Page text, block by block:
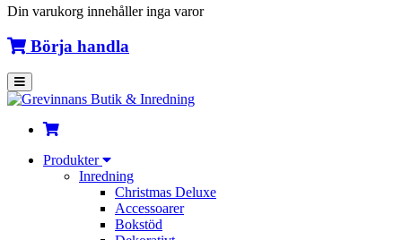
Din varukorg innehåller inga varor
Börja handla
Produkter
Inredning
Christmas Deluxe
Accessoarer
Bokstöd